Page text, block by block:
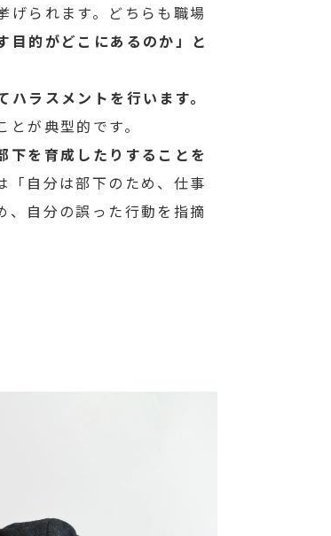
げられます。どちらも職場
目的がどこにあるのか」と
ラスメントを行います。
が典型的です。
下を育成したりすることを
「自分は部下のため、仕事
、自分の誤った行動を指摘